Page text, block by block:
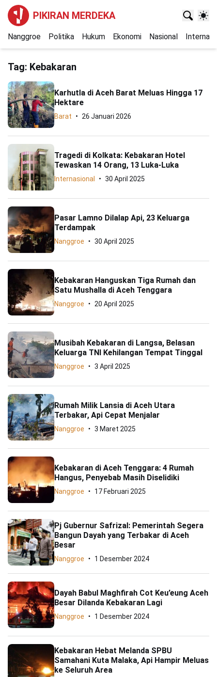
PIKIRAN MERDEKA
Nanggroe Politika Hukum Ekonomi Nasional
Tag: Kebakaran
Karhutla di Aceh Barat Meluas Hingga 17
Hektare
Barat 26 Januari 2026
Tragedi di Kolkata: Kebakaran Hotel
Tewaskan 14 Orang, 13 Luka-Luka
Internasional 30 April 2025
Pasar Lamno Dilalap Api, 23 Keluarga
Terdampak
Nanggroe 30 April 2025
Kebakaran Hanguskan Tiga Rumah dan
Satu Mushalla di Aceh Tenggara
Nanggroe 20 April 2025
Musibah Kebakaran di Langsa, Belasan
Keluarga TNI Kehilangan Tempat Tinggal
Nanggroe 3 April 2025
Rumah Milik Lansia di Aceh Utara
Terbakar, Api Cepat Menjalar
Nanggroe 3 Maret 2025
Kebakaran di Aceh Tenggara: 4 Rumah
Hangus, Penyebab Masih Diselidiki
Nanggroe 17 Februari 2025
Pj Gubernur Safrizal: Pemerintah Segera
Bangun Dayah yang Terbakar di Aceh
Besar
Nanggroe 1 Desember 2024
Dayah Babul Maghfirah Cot Keu’eung Aceh
Besar Dilanda Kebakaran Lagi
Nanggroe 1 Desember 2024
Kebakaran Hebat Melanda SPBU
Samahani Kuta Malaka, Api Hampir Meluas
ke Seluruh Area